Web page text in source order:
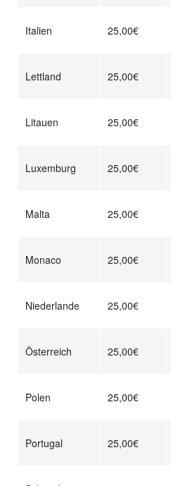
Italien 25,00€
Lettland 25,00€
Litauen 25,00€
Luxemburg 25,00€
Malta 25,00€
Monaco 25,00€
Niederlande 25,00€
Österreich 25,00€
Polen 25,00€
Portugal 25,00€